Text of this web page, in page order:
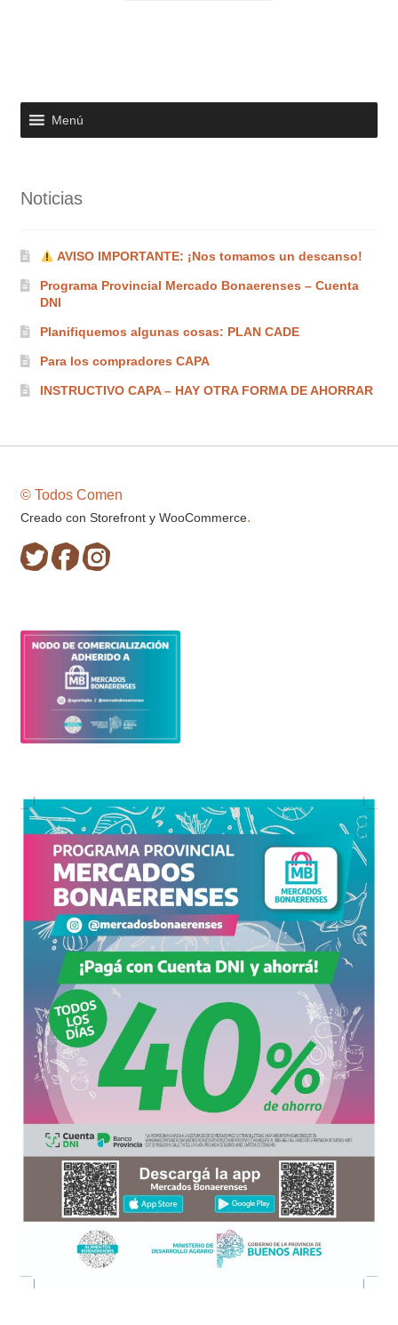
Menú
Noticias
AVISO IMPORTANTE: ¡Nos tomamos un descanso!
Programa Provincial Mercado Bonaerenses – Cuenta
DNI
Planifiquemos algunas cosas: PLAN CADE
Para los compradores CAPA
INSTRUCTIVO CAPA – HAY OTRA FORMA DE AHORRAR
© Todos Comen
Creado con Storefront y WooCommerce.